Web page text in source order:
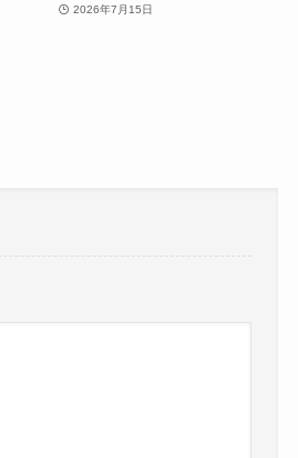
2026年7月15日